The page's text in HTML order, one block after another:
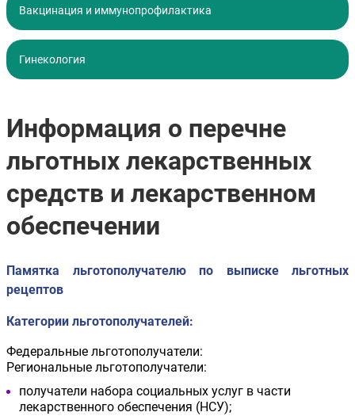
Вакцинация и иммунопрофилактика
Гинекология
Информация о перечне
льготных лекарственных
средств и лекарственном
обеспечении
Памятка льготополучателю по выписке льготных
рецептов
Категории льготополучателей:
Федеральные льготополучатели:
Региональные льготополучатели:
получатели набора социальных услуг в части
лекарственного обеспечения (НСУ);